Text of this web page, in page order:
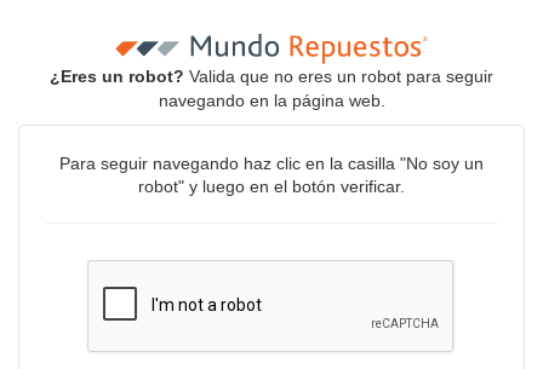
¿Eres un robot? Valida que no eres un robot para seguir
navegando en la página web.
Para seguir navegando haz clic en la casilla "No soy un
robot" y luego en el botón verificar.